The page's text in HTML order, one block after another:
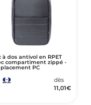
à dos antivol en RPET
compartiment zippé -
PC
dès
11,01€